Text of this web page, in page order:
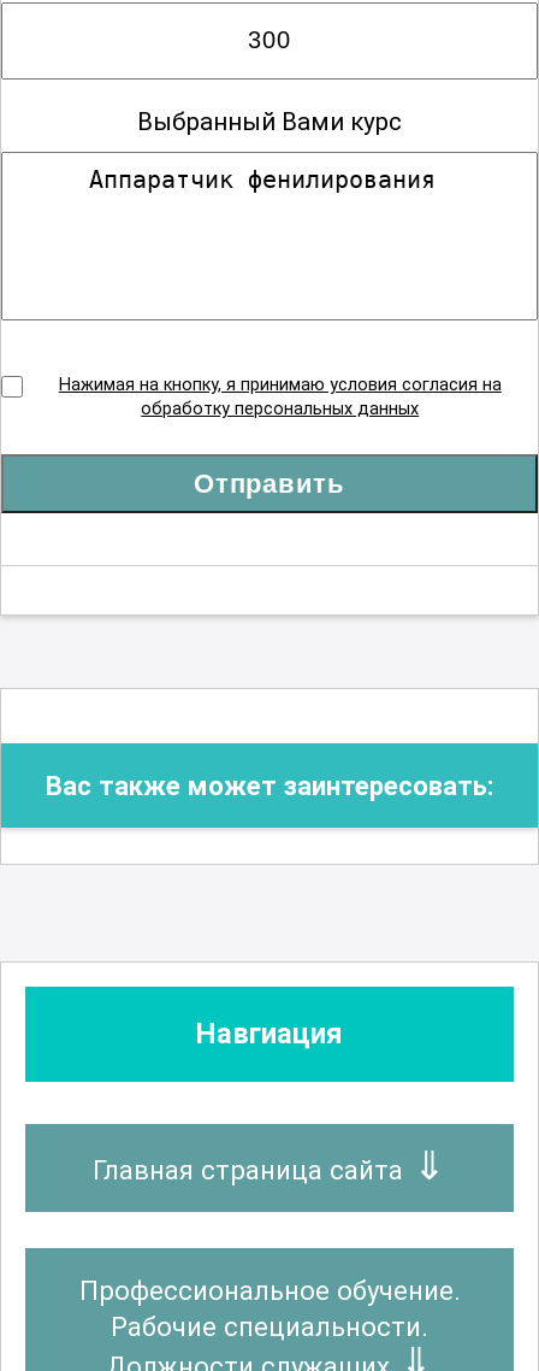
Выбранный Вами курс
Нажимая на кнопку, я принимаю условия согласия на
обработку персональных данных
Отправить
Вас также может заинтересовать:
Навгиация
Главная страница сайта
Профессиональное обучение.
Рабочие специальности.